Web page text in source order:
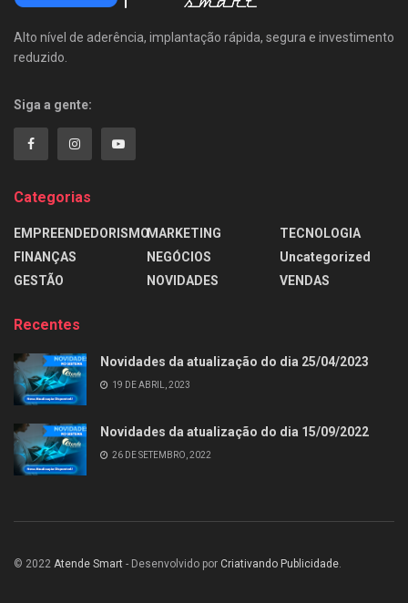
Alto nível de aderência, implantação rápida, segura e investimento
reduzido.
Siga a gente:
Categorias
EMPREENDEDORISMO
FINANÇAS
GESTÃO
MARKETING
NEGÓCIOS
NOVIDADES
TECNOLOGIA
Uncategorized
VENDAS
Recentes
Novidades da atualização do dia 25/04/2023
19 DE ABRIL, 2023
Novidades da atualização do dia 15/09/2022
26 DE SETEMBRO, 2022
© 2022 Atende Smart - Desenvolvido por Criativando Publicidade.